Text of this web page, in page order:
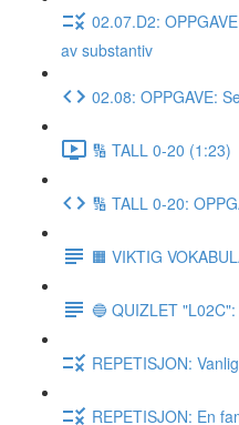
02.07.D2:
av substantiv
02.08: OPPGAVE:
🔢 TALL 0-20 (1:23)
🔢 TALL 0-20:
🟧 VIKTIG
🔵 QUIZLET
REPETISJON:
REPETISJON: En